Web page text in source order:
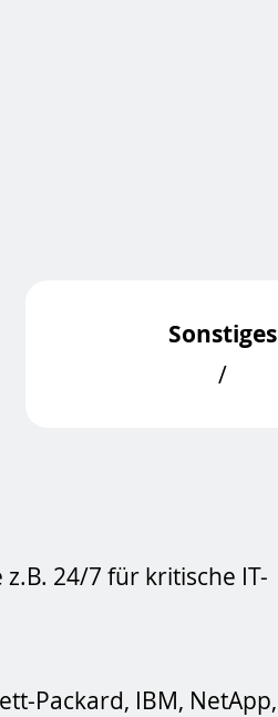
Sonstiges
/
24/7 für kritische IT-
Packard, IBM, NetApp,